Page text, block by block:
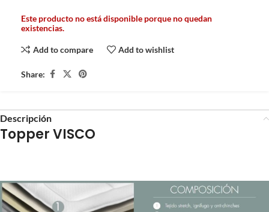
Este producto no está disponible porque no quedan
existencias.
Add to compare Add to wishlist
Share:
Descripción
Topper VISCO